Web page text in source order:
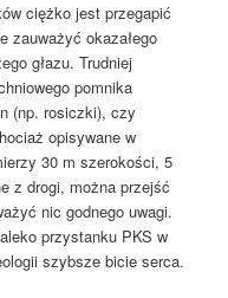
ciężko jest przegapić
zauważyć okazałego
głazu. Trudniej
pomnika
(np. rosiczki), czy
opisywane w
30 m szerokości, 5
z drogi, można przejść
nic godnego uwagi.
przystanku PKS w
szybsze bicie serca.